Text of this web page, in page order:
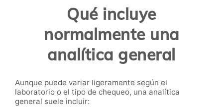
Qué incluye
normalmente una
analítica general
Aunque puede variar ligeramente según el
laboratorio o el tipo de chequeo, una analítica
general suele incluir: